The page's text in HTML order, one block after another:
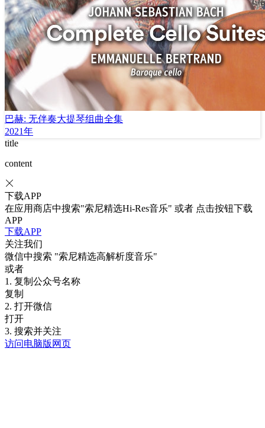
巴赫: 无伴奏大提琴组曲全集
2021年
title
content
下载APP
在应用商店中搜索"索尼精选Hi-Res音乐" 或者 点击按钮下载
APP
下载APP
关注我们
微信中搜索 "索尼精选高解析度音乐"
或者
1. 复制公众号名称
复制
2. 打开微信
打开
3. 搜索并关注
访问电脑版网页